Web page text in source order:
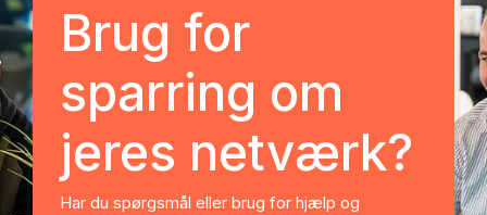
Brug for
sparring om
jeres netværk?
Har du spørgsmål eller brug for hjælp og